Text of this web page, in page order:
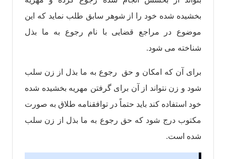
بخشیده شده خود را از شوهر سابق طلب نماید که این
موضوع در مراجع قضایی با نام رجوع به ما بذل
شناخته می شود.
برای آن که امکان و حق رجوع به ما بذل از زن سلب
شود و زن نتواند از آن برای گرفتن مهریه بخشیده شده
خود استفاده کند باید حتماً در توافقنامه طلاق به صورت
مکتوب درج شود که حق رجوع به ما بذل از زن سلب
شده است.